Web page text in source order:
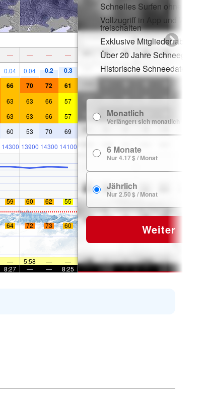
— — — —
0.04 0.04 0.2 0.3
66 70 72 61
63 63 66 57
63 63 66 57
60 53 70 69
14300 13900 14300 14100
59 60 62 55
64 72 73 60
— 5:58 —
—
8:27 — — 8:25
Schnelles Surfen ohne
Vollzugriff in App und Web
freischalten
Exklusive Mitgliederrabatte
Über 20 Jahre
Historische Schneedaten
Monatlich
Verlängert sich monatlich
6 Monate
Nur 4.17 $ / Monat
Jährlich
Nur 2.50 $ / Monat
Weiter